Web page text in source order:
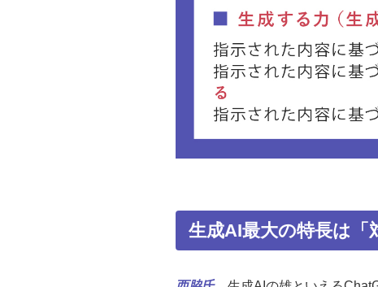
生成AI最大の特長は「